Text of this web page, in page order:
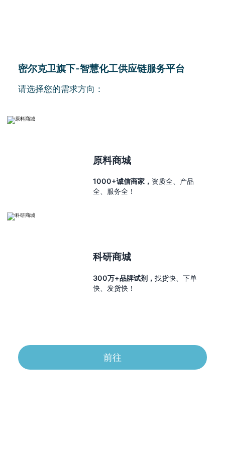
密尔克卫旗下-智慧化工供应链服务平台
请选择您的需求方向：
原料商城
1000+诚信商家， 资质全、产品
全、服务全！
科研商城
300万+品牌试剂，找货快、下单
快、发货快！
前往